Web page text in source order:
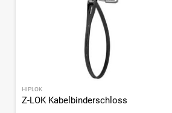
HIPLOK
Z-LOK Kabelbinderschloss